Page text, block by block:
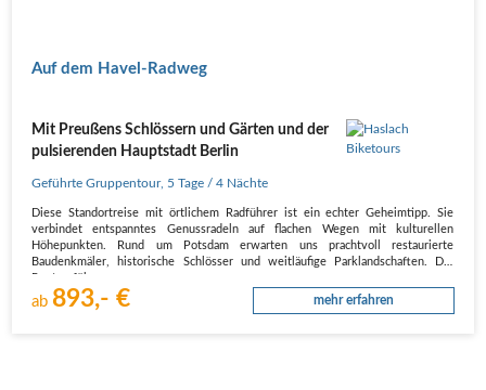
Auf dem Havel-Radweg
Mit Preußens Schlössern und Gärten und der
pulsierenden Hauptstadt Berlin
Geführte Gruppentour, 5 Tage / 4 Nächte
Diese Standortreise mit örtlichem Radführer ist ein echter Geheimtipp. Sie
verbindet entspanntes Genussradeln auf flachen Wegen mit kulturellen
Höhepunkten. Rund um Potsdam erwarten uns prachtvoll restaurierte
Baudenkmäler, historische Schlösser und weitläufige Parklandschaften. Die
ab 893,- € mehr erfahren